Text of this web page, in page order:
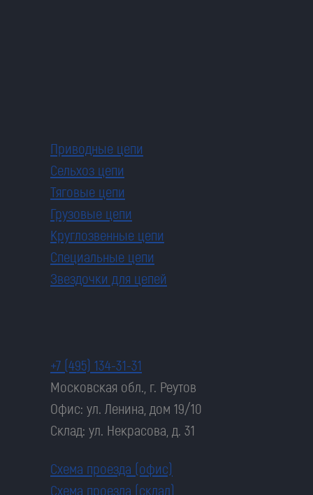
Приводные цепи
Сельхоз цепи
Тяговые цепи
Грузовые цепи
Круглозвенные цепи
Специальные цепи
Звездочки для цепей
+7 (495) 134-31-31
Московская обл., г. Реутов
Офис: ул. Ленина, дом 19/10
Склад: ул. Некрасова, д. 31
Схема проезда (офис)
Схема проезда (склад)